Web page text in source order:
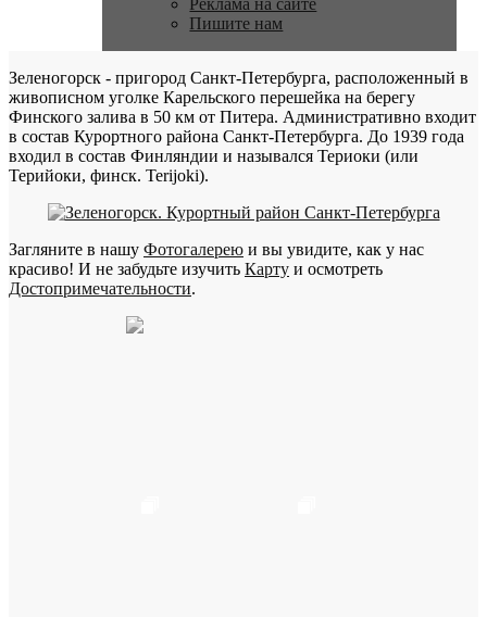
Реклама на сайте
Пишите нам
Зеленогорск - пригород Санкт-Петербурга, расположенный в
живописном уголке Карельского перешейка на берегу
Финского залива в 50 км от Питера. Административно входит
в состав Курортного района Санкт-Петербурга. До 1939 года
входил в состав Финляндии и назывался Териоки (или
Терийоки, финск. Terijoki).
Загляните в нашу Фотогалерею и вы увидите, как у нас
красиво! И не забудьте изучить Карту и осмотреть
Достопримечательности.